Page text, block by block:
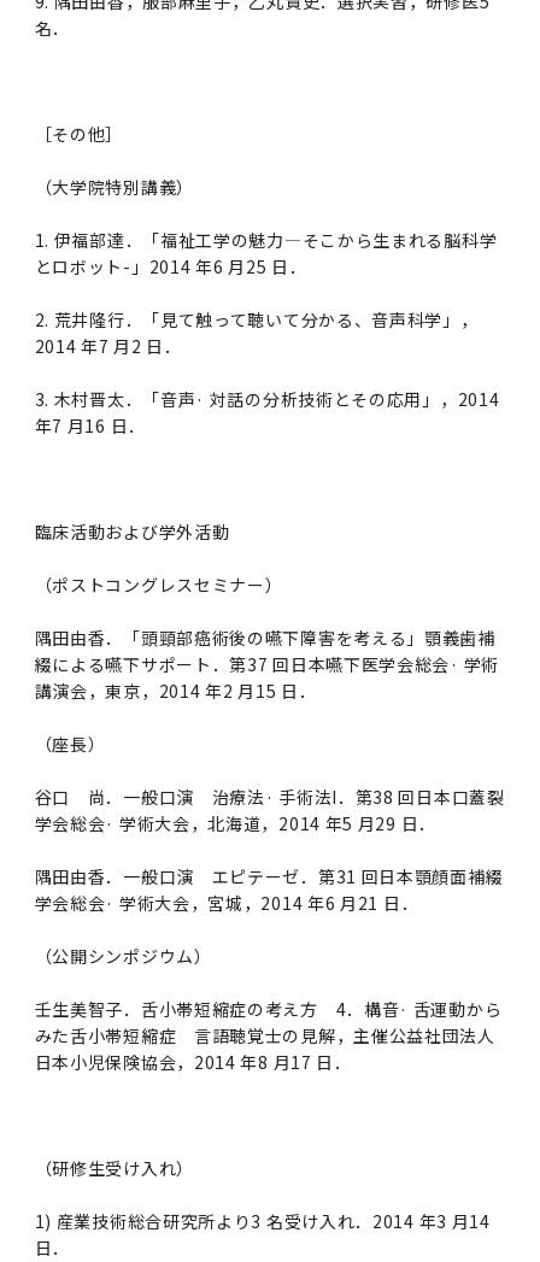
2011年度
名．
［その他］
（大学院特別講義）
1. 伊福部達．「福祉工学の魅力—そこから生まれる脳科学
とロボット-」2014 年6 月25 日．
2. 荒井隆行．「見て触って聴いて分かる、音声科学」，
2014 年7 月2 日．
3. 木村晋太．「音声· 対話の分析技術とその応用」，2014
年7 月16 日．
臨床活動および学外活動
（ポストコングレスセミナー）
隅田由香．「頭頸部癌術後の嚥下障害を考える」顎義歯補
綴による嚥下サポート．第37 回日本嚥下医学会総会· 学術
講演会，東京，2014 年2 月15 日．
（座長）
谷口 尚．一般口演 治療法· 手術法I．第38 回日本口蓋裂
学会総会· 学術大会，北海道，2014 年5 月29 日．
隅田由香．一般口演 エピテーゼ．第31 回日本顎顔面補綴
学会総会· 学術大会，宮城，2014 年6 月21 日．
（公開シンポジウム）
壬生美智子．舌小帯短縮症の考え方 4．構音· 舌運動から
みた舌小帯短縮症 言語聴覚士の見解，主催公益社団法人
日本小児保険協会，2014 年8 月17 日．
（研修生受け入れ）
1) 産業技術総合研究所より3 名受け入れ．2014 年3 月14
日．